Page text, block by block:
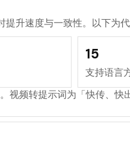
升速度与一致性。以下为
15
支持语言
视频转提示词为「快传、快